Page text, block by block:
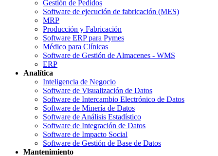
Gestión de Pedidos
Software de ejecución de fabricación (MES)
MRP
Producción y Fabricación
Software ERP para Pymes
Médico para Clínicas
Software de Gestión de Almacenes - WMS
ERP
Analítica
Inteligencia de Negocio
Software de Visualización de Datos
Software de Intercambio Electrónico de Datos
Software de Minería de Datos
Software de Análisis Estadístico
Software de Integración de Datos
Software de Impacto Social
Software de Gestión de Base de Datos
Mantenimiento